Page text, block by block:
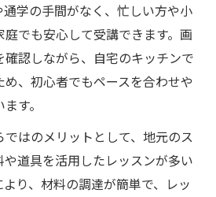
学の手間がなく、忙しい方や小
でも安心して受講できます。画
認しながら、自宅のキッチンで
、初心者でもペースを合わせや
す。
はのメリットとして、地元のス
道具を活用したレッスンが多い
り、材料の調達が簡単で、レッ